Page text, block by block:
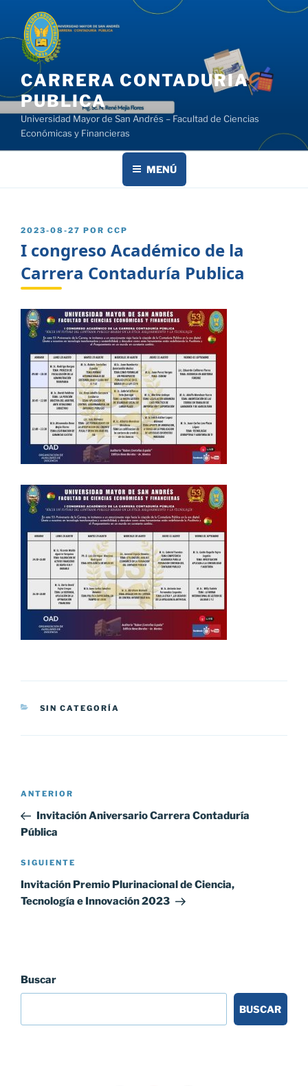
contenido
CARRERA CONTADURIA
PUBLICA
Universidad Mayor de San Andrés – Facultad de Ciencias
Económicas y Financieras
MENÚ
PUBLICADO
2023-08-27 POR CCP
I congreso Académico de la
Carrera Contaduría Publica
CATEGORÍAS
SIN CATEGORÍA
Navegación
entradas
Entrada
anterior:
ANTERIOR
Invitación Aniversario Carrera Contaduría
Pública
Siguiente
entrada
SIGUIENTE
Invitación Premio Plurinacional de Ciencia,
Tecnología e Innovación 2023
Buscar
BUSCAR